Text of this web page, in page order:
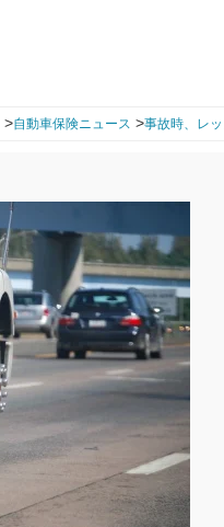
>自動車保険ニュース >事故時、レ